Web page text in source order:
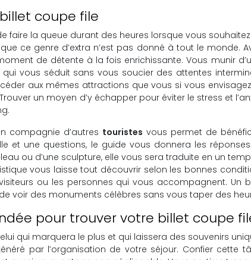
coupe file
faire la queue durant des heures lorsque vous
ce genre d’extra n’est pas donné à tout le
de détente à la fois enrichissante. Vous munir
vous séduit sans vous soucier des attentes
aux mêmes attractions que vous si vous
un moyen d’y échapper pour éviter le stress et
compagnie d’autres touristes vous permet de
et une questions, le guide vous donnera les
ou d’une sculpture, elle vous sera traduite en un
vous laisse tout découvrir selon les bonnes
ou les personnes qui vous accompagnent. Un
voir des monuments célèbres sans vous taper des
pour trouver votre billet coupe
qui marquera le plus et qui laissera des souvenirs
par l’organisation de votre séjour. Confier cette